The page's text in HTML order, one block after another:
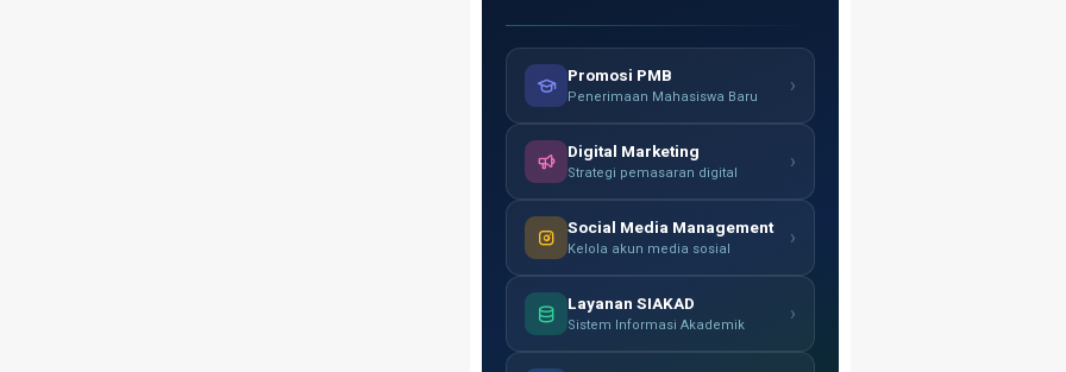
Promosi PMB
Penerimaan Mahasiswa Baru ›
Digital Marketing
Strategi pemasaran digital ›
Social Media Management
Kelola akun media sosial ›
Layanan SIAKAD
Sistem Informasi Akademik ›